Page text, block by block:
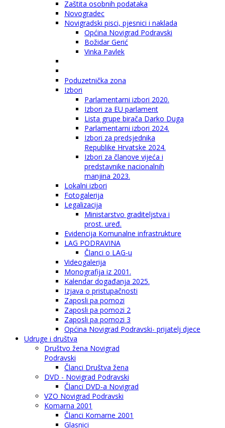
Zaštita osobnih podataka
Novogradec
Novigradski pisci, pjesnici i naklada
Općina Novigrad Podravski
Božidar Gerić
Vinka Pavlek
Poduzetnička zona
Izbori
Parlamentarni izbori 2020.
Izbori za EU parlament
Lista grupe birača Darko Duga
Parlamentarni izbori 2024.
Izbori za predsjednika
Republike Hrvatske 2024.
Izbori za članove vijeća i
predstavnike nacionalnih
manjina 2023.
Lokalni izbori
Fotogalerija
Legalizacija
Ministarstvo graditeljstva i
prost. uređ.
Evidencija Komunalne infrastrukture
LAG PODRAVINA
Članci o LAG-u
Videogalerija
Monografija iz 2001.
Kalendar događanja 2025.
Izjava o pristupačnosti
Zaposli pa pomozi
Zaposli pa pomozi 2
Zaposli pa pomozi 3
Općina Novigrad Podravski- prijatelj djece
Udruge i društva
Društvo žena Novigrad
Podravski
Članci Društva žena
DVD - Novigrad Podravski
Članci DVD-a Novigrad
VZO Novigrad Podravski
Komarna 2001
Članci Komarne 2001
Glasnici